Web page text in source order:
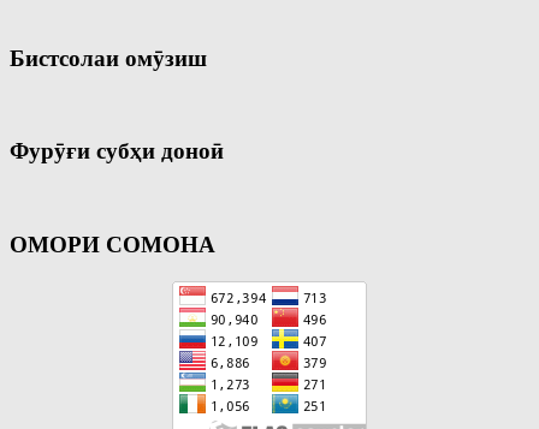
Бистсолаи омӯзиш
Фурӯғи субҳи доноӣ
ОМОРИ СОМОНА